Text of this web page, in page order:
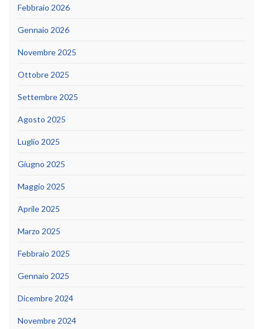
Febbraio 2026
Gennaio 2026
Novembre 2025
Ottobre 2025
Settembre 2025
Agosto 2025
Luglio 2025
Giugno 2025
Maggio 2025
Aprile 2025
Marzo 2025
Febbraio 2025
Gennaio 2025
Dicembre 2024
Novembre 2024